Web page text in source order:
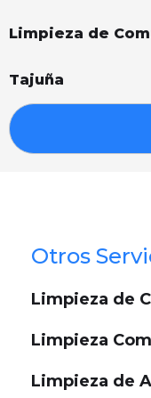
Limpieza de
Tajuña
Otros
Limpieza de
Limpieza
Limpieza de